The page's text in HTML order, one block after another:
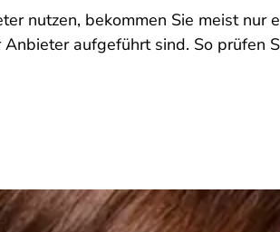
nutzen, bekommen Sie meist nur
aufgeführt sind. So prüfen